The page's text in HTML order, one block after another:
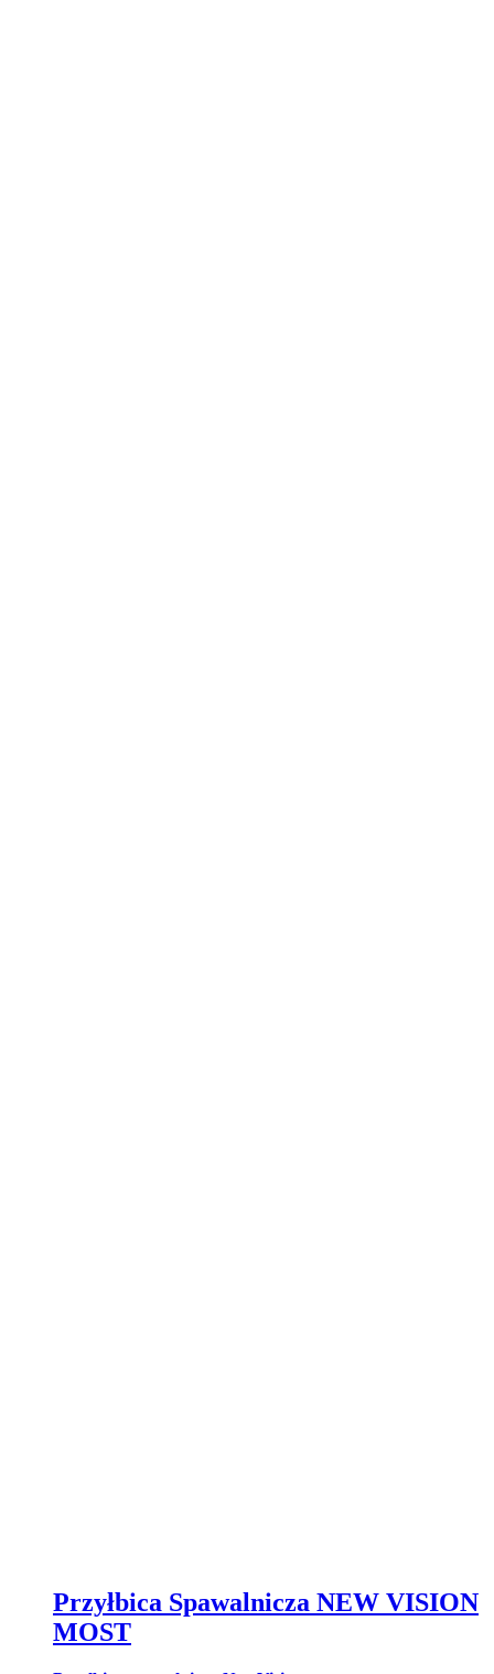
Przyłbica Spawalnicza NEW VISION
MOST